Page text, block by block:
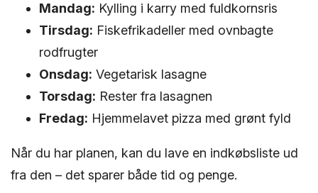
Mandag: Kylling i karry med fuldkornsris
Tirsdag: Fiskefrikadeller med ovnbagte
rodfrugter
Onsdag: Vegetarisk lasagne
Torsdag: Rester fra lasagnen
Fredag: Hjemmelavet pizza med grønt fyld
Når du har planen, kan du lave en indkøbsliste ud
fra den – det sparer både tid og penge.